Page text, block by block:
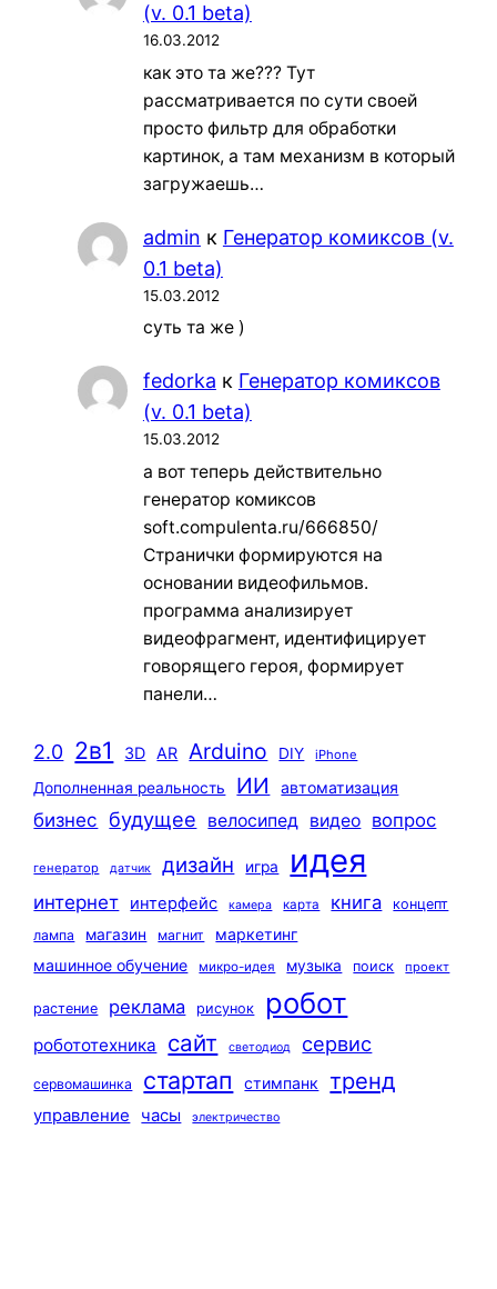
(v. 0.1 beta)
16.03.2012
как это та же??? Тут
рассматривается по сути своей
просто фильтр для обработки
картинок, а там механизм в который
загружаешь…
admin к Генератор комиксов (v.
0.1 beta)
15.03.2012
суть та же )
fedorka к Генератор комиксов
(v. 0.1 beta)
15.03.2012
а вот теперь действительно
генератор комиксов
soft.compulenta.ru/666850/
Странички формируются на
основании видеофильмов.
программа анализирует
видеофрагмент, идентифицирует
говорящего героя, формирует
панели…
2.0 2в1 3D AR Arduino DIY iPhone
Дополненная реальность ИИ автоматизация
бизнес будущее велосипед видео вопрос
генератор датчик дизайн игра идея
интернет интерфейс камера карта книга
концепт
лампа
магазин магнит
маркетинг
машинное обучение
микро-идея музыка поиск проект
растение реклама рисунок робот
робототехника сайт светодиод сервис
сервомашинка стартап стимпанк тренд
управление часы электричество